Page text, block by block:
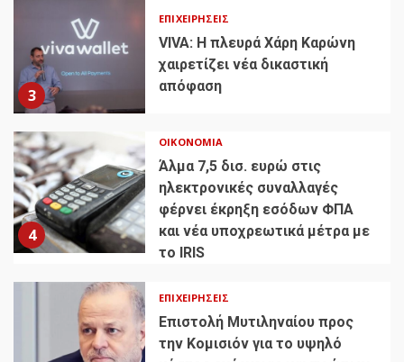
3
ΕΠΙΧΕΙΡΉΣΕΙΣ
VIVA: Η πλευρά Χάρη Καρώνη
χαιρετίζει νέα δικαστική
απόφαση
4
ΟΙΚΟΝΟΜΊΑ
Άλμα 7,5 δισ. ευρώ στις
ηλεκτρονικές συναλλαγές
φέρνει έκρηξη εσόδων ΦΠΑ
και νέα υποχρεωτικά μέτρα με
το IRIS
ΕΠΙΧΕΙΡΉΣΕΙΣ
Επιστολή Μυτιληναίου προς
την Κομισιόν για το υψηλό